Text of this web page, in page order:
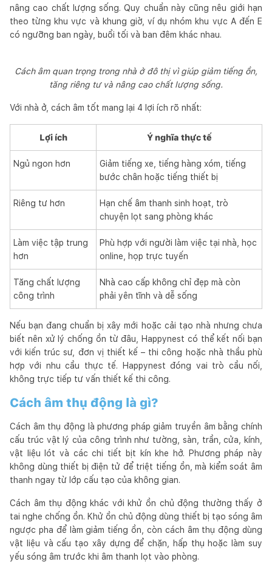
nâng cao chất lượng sống. Quy chuẩn này cũng nêu giới hạn
theo từng khu vực và khung giờ, ví dụ nhóm khu vực A đến E
có ngưỡng ban ngày, buổi tối và ban đêm khác nhau.
Cách âm quan trọng trong nhà ở đô thị vì giúp giảm tiếng ồn,
tăng riêng tư và nâng cao chất lượng sống.
Với nhà ở, cách âm tốt mang lại 4 lợi ích rõ nhất:
Lợi ích Ý nghĩa thực tế
Ngủ ngon hơn
Giảm tiếng xe, tiếng hàng xóm, tiếng
bước chân hoặc tiếng thiết bị
Riêng tư hơn
Hạn chế âm thanh sinh hoạt, trò
chuyện lọt sang phòng khác
Làm việc tập trung
hơn
Phù hợp với người làm việc tại nhà, học
online, họp trực tuyến
Tăng chất lượng
công trình
Nhà cao cấp không chỉ đẹp mà còn
phải yên tĩnh và dễ sống
Nếu bạn đang chuẩn bị xây mới hoặc cải tạo nhà nhưng chưa
biết nên xử lý chống ồn từ đâu, Happynest có thể kết nối bạn
với kiến trúc sư, đơn vị thiết kế – thi công hoặc nhà thầu phù
hợp với nhu cầu thực tế. Happynest đóng vai trò cầu nối,
không trực tiếp tư vấn thiết kế thi công.
Cách âm thụ động là gì?
Cách âm thụ động là phương pháp giảm truyền âm bằng chính
cấu trúc vật lý của công trình như tường, sàn, trần, cửa, kính,
vật liệu lót và các chi tiết bịt kín khe hở. Phương pháp này
không dùng thiết bị điện tử để triệt tiếng ồn, mà kiểm soát âm
thanh ngay từ lớp cấu tạo của không gian.
Cách âm thụ động khác với khử ồn chủ động thường thấy ở
tai nghe chống ồn. Khử ồn chủ động dùng thiết bị tạo sóng âm
ngược pha để làm giảm tiếng ồn, còn cách âm thụ động dùng
vật liệu và cấu tạo xây dựng để chặn, hấp thụ hoặc làm suy
yếu sóng âm trước khi âm thanh lọt vào phòng.